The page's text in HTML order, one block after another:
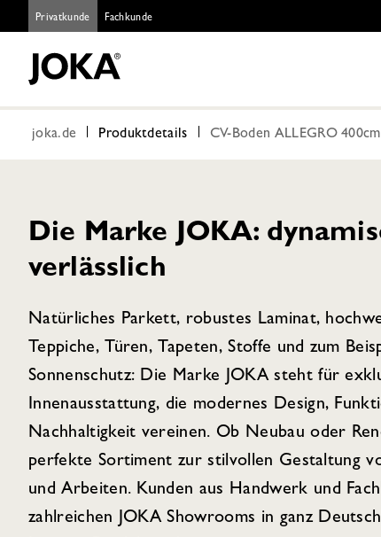
Privatkunde Fachkunde
joka.de Produktdetails CV-Boden ALLEGRO
Die Marke JOKA:
verlässlich
Natürliches Parkett, robustes Laminat,
Teppiche, Türen, Tapeten, Stoffe und zum
Sonnenschutz: Die Marke JOKA steht für
Innenausstattung, die modernes Design,
Nachhaltigkeit vereinen. Ob Neubau oder
perfekte Sortiment zur stilvollen Gestaltung
und Arbeiten. Kunden aus Handwerk und
zahlreichen JOKA Showrooms in ganz